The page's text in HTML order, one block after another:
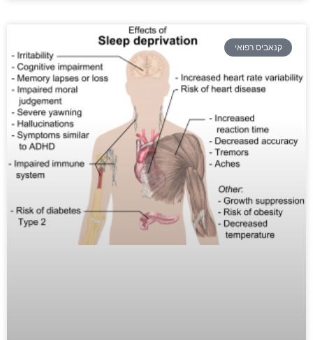
קנאביס רפואי